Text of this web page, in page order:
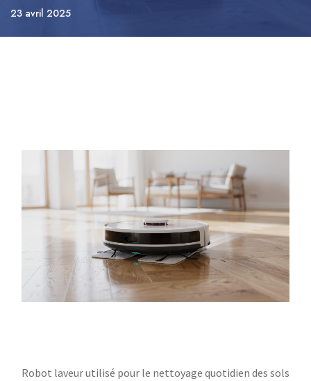
23 avril 2025
Robot laveur utilisé pour le nettoyage quotidien des sols